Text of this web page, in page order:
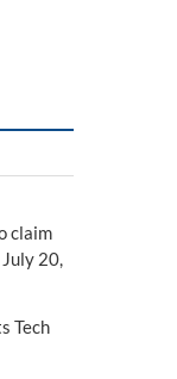
claim
20,
Tech